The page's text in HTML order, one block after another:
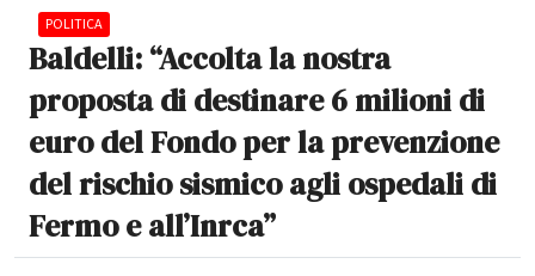
POLITICA
Baldelli: “Accolta la nostra
proposta di destinare 6 milioni di
euro del Fondo per la prevenzione
del rischio sismico agli ospedali di
Fermo e all’Inrca”